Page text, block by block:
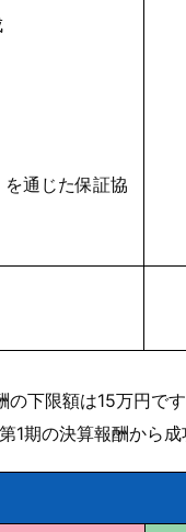
通じた保証協
下限額は15万円です
1期の決算報酬から